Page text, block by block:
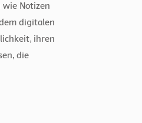
wie Notizen
digitalen
ihren
die